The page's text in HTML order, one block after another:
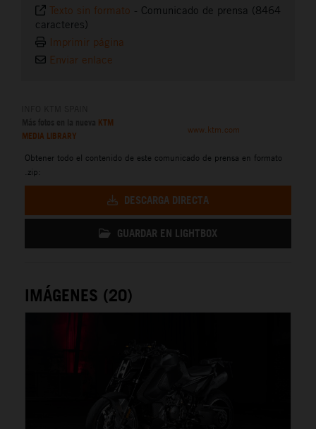
Texto sin formato - Comunicado de prensa (8464
caracteres)
Imprimir página
Enviar enlace
KTM
MEDIA LIBRARY
www.ktm.com
Obtener todo el contenido de este comunicado de prensa en formato
.zip:
DESCARGA DIRECTA
GUARDAR EN LIGHTBOX
IMÁGENES (20)